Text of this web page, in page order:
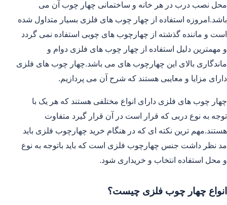
محل نصب درب در هر خانه و ساختمانی چهار چوب آن می
باشد.امروزه استفاده از چهار چوب های فلزی بسیار متداول شده
است و ماننده گذشته از چهارچوب های چوبی استفاده نمی گردد
و مهمترین دلیل استفاده از چهار چوب های فلزی دوام و
ماندگاری بالای این چهارچوب های می باشد.چهار چوب های فلزی
دارای مزایا و معایبی هستند که شرح آن می پردازیم.
چهار چوب های فلزی دارای انواع مختلفی هستند که هر یک با
توجه به نوع دربی که قرار است در آن قرار گیرد متفاوت
هستند.مهم ترین نکته ای که در هنگام خرید چهارچوب فلزی باید
مد نظر داشت جنس چهارچوب فلزی است که باید باتوجه به نوع
و محل استفاده انتخاب و خریداری شود.
انواع چهار چوب فلزی چیست؟